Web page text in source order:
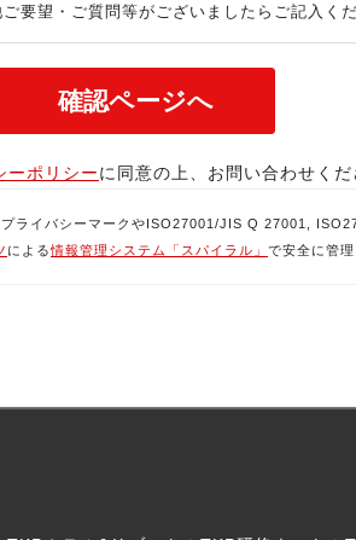
要望・ご質問等がございましたらご記入くだ
ーポリシーに同意の上、お問い合わせくだ
ライバシーマークやISO27001/JIS Q 27001,
による情報管理システム「スパイラル」 で安全に管理